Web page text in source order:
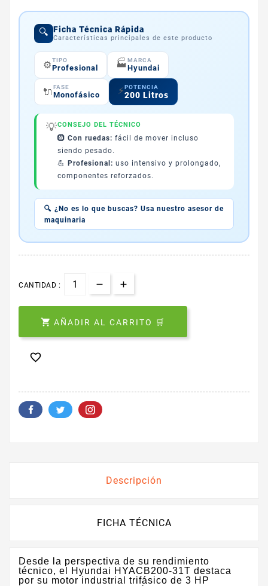
🔍 Ficha Técnica Rápida
Características principales de este producto
⚙️TIPO
Profesional 🏭MARCA
Hyundai
🔌 FASE
Monofásico ⚡POTENCIA
200 Litros
💡CONSEJO DEL TÉCNICO
🛞 Con ruedas: fácil de mover incluso
siendo pesado.
💪 Profesional: uso intensivo y prolongado,
componentes reforzados.
🔍 ¿No es lo que buscas? Usa nuestro asesor de
maquinaria
CANTIDAD :
 AÑADIR AL CARRITO 🛒

Descripción
FICHA TÉCNICA
Desde la perspectiva de su rendimiento
técnico, el Hyundai HYACB200-31T destaca
por su motor industrial trifásico de 3 HP